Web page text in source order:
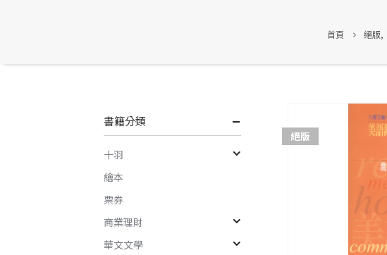
首頁 絕版,
絕版
書籍分類
十羽
繪本
票券
商業理財
華文文學